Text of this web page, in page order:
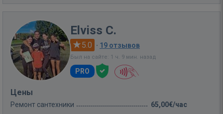
Elviss C.
5.0 · 19 отзывов
Был на сайте: 1 ч. 9 мин. назад
PRO
Цены
Ремонт сантехники 65,00€/час